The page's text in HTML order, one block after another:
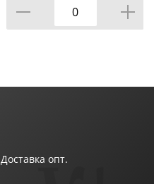
Доставка опт.